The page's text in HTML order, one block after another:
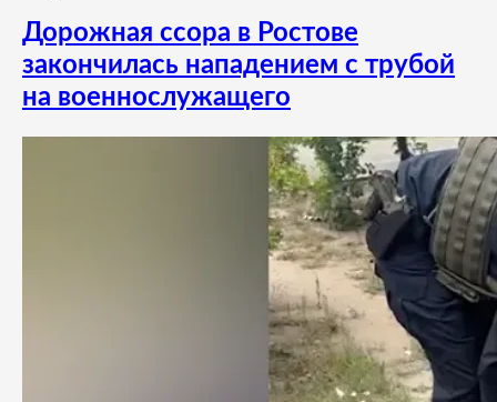
Дорожная ссора в Ростове
закончилась нападением с трубой
на военнослужащего